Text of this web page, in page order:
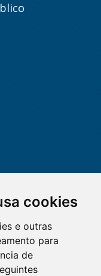
cookies
e outras
para
de